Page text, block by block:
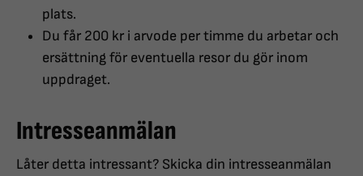
plats.
Du får 200 kr i arvode per timme du arbetar och
ersättning för eventuella resor du gör inom
uppdraget.
Intresseanmälan
Låter detta intressant? Skicka din intresseanmälan